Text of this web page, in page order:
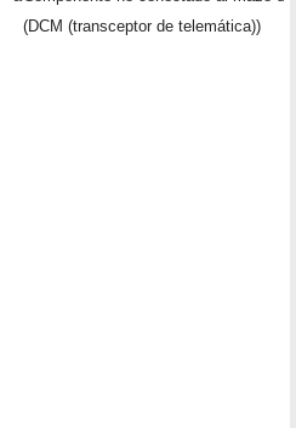
(DCM (transceptor de telemática))